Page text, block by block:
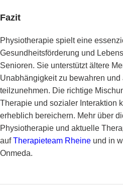
Fazit
Physiotherapie spielt eine
Gesundheitsförderung und
Senioren. Sie unterstützt ältere
Unabhängigkeit zu bewahren und
teilzunehmen. Die richtige
Therapie und sozialer Interaktion
erheblich bereichern. Mehr über
Physiotherapie und aktuelle
aufTherapieteam Rheine und in
Onmeda.